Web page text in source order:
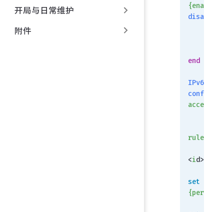
开局与日常维护
附件
{enable
disable}
end
IPv6:
config
access-
rule
<id>
set
{permit